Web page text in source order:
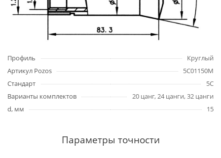
Профиль
Круглый
Артикул Pozos
5C01150M
Стандарт
5C
Варианты комплектов
20 цанг, 24 цанги, 32 цанги
d, мм
15
Параметры точности